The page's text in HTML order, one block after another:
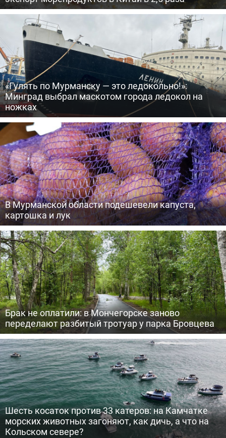
«Гулять по Мурманску — это ледокольно!»:
Минград выбрал маскотом города ледокол на
ножках
В Мурманской области подешевели капуста,
картошка и лук
Брак не оплатили: в Мончегорске заново
переделают разбитый тротуар у парка Бровцева
Шесть косаток против 33 катеров: на Камчатке
морских животных загоняют, как дичь, а что на
Кольском севере?